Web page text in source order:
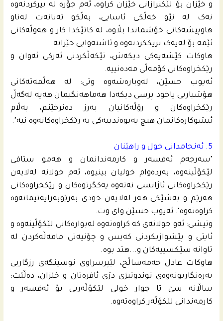
و خێزان بۆ لێکترازانی خێزان کراوە، ئەم جۆرە لە بیرکردنەوە
نەک لە نێو خەڵکی ئاسایی، بەڵکو تەنانەت له‌ناو
هاوپیشەکانی خۆشماندا بڵاوه‌، لە کاتێکدا کار و هەوڵەکانی
ئێمە بۆ لەیەک نزیککردنەوە و ئاشتەوایی خێزانە.
هاوكات كێشه‌یه‌كى دیكه‌ش، تێكه‌ڵكردنى ئه‌ركی ئه‌وان و
رێكخراوه‌كانى كۆمه‌ڵی مه‌ده‌نییه‌.
ئه‌یوب حسێن، له‌وباره‌شه‌وه‌ وتى: لە هەڵمەتەکانی
هۆشیاریی یاخود پرسی دیکەدا هەماهەنگیمان هەیە لەگەڵ
رێکخراوەکان و رۆڵەکانیان بەرز دەنرخێنم، بەڵام
ئیشوکارەکانمان هیچ پەیوەندییەکی بە رێکخراوەکانەوە نیە".
5. ئه‌نجامدانى خول و راهێنان
"سەرجەم ئەفسەر و کارمەندانمان و هەمو ستافی
لێکۆڵینەوە، بەردەوام خولیان بینیوە، ئەم خولانە لەلایەن
رێکخراوەکانی ئاژانسی نەتەوە یەکگرتوەکان و رێکخراوەکانی
هەرێم و بەشێکی هەر لەلایەن خودی بەرێوبەرایەتیمانەوە
کراوەتەوە". ئه‌یوب حسێن واى وت.
وتیشی: ئەو خولانەی کە کراوەتەوە لەبوارەکانی لێکۆڵینەوە و
ئایتی و پێشوازیکردنی کەیس و چۆنیەتی مامەڵه‌کردن لە
تاوانە سێکسییەکان و...هتد بوه‌.
هاوکات عادل حه‌مەساڵح، لێپرسراوی نوسینگەی رزگاریی
بەرەنگاربونەوەی توندوتیژی دژی ئافرەتان و خێزان، دەڵێت:
ساڵانە سێ تا چوار خولی لێکۆڵەریی بۆ ئەفسەر و
کارمەندانی لێکۆڵەر کراوەتەوە.